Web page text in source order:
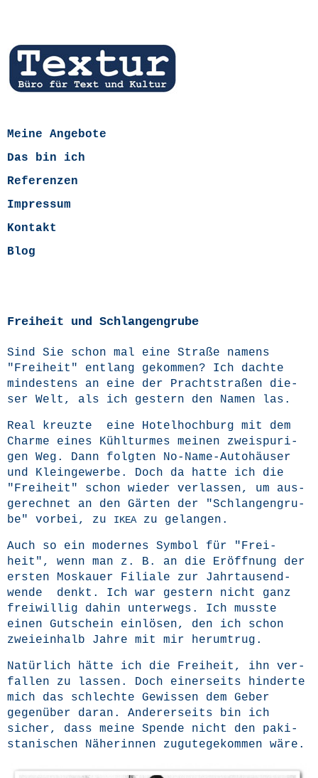
Meine Angebote
Das bin ich
Referenzen
Impressum
Kontakt
Blog
Freiheit und Schlangengrube
Sind Sie schon mal eine Stra­ße namens
"Frei­heit" ent­lang gekom­men? Ich dach­te
min­des­tens an eine der Pracht­stra­ßen die­
ser Welt, als ich ges­tern den Namen las.
Real kreuz­te eine Hotel­hoch­burg mit dem
Charme eines Kühl­tur­mes mei­nen zwei­spu­ri­
gen Weg. Dann folg­ten No-Name-Auto­häu­ser
und Klein­ge­wer­be. Doch da hat­te ich die
"Frei­heit" schon wie­der ver­las­sen, um aus­
ge­rech­net an den Gär­ten der "Schlan­gen­gru­
be" vor­bei, zu
IKEAzu gelangen.
Auch so ein moder­nes Sym­bol für "Frei­
heit", wenn man z. B. an die Eröff­nung der
ers­ten Mos­kau­er Filia­le zur Jahr­tau­send­
wen­de denkt. Ich war ges­tern nicht ganz
frei­wil­lig dahin unter­wegs. Ich muss­te
einen Gut­schein ein­lö­sen, den ich schon
zwei­ein­halb Jah­re mit mir herumtrug.
Natür­lich hät­te ich die Frei­heit, ihn ver­
fal­len zu las­sen. Doch einer­seits hin­der­te
mich das schlech­te Gewis­sen dem Geber
gegen­über dar­an. Ande­rer­seits bin ich
sicher, dass mei­ne Spen­de nicht den paki­
sta­ni­schen Nähe­rin­nen zugu­te­ge­kom­men wäre.